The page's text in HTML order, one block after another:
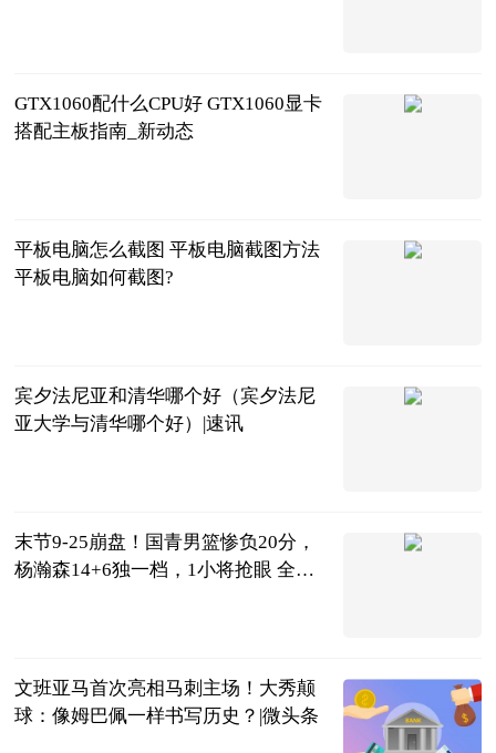
GTX1060配什么CPU好 GTX1060显卡
搭配主板指南_新动态
平板电脑怎么截图 平板电脑截图方法
平板电脑如何截图?
宾夕法尼亚和清华哪个好（宾夕法尼
亚大学与清华哪个好）|速讯
末节9-25崩盘！国青男篮惨负20分，
杨瀚森14+6独一档，1小将抢眼 全球
文班亚马首次亮相马刺主场！大秀颠
球：像姆巴佩一样书写历史？|微头条